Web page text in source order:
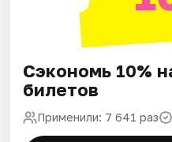
Сэкономь 10%
билетов
Применили: 7 641 раз